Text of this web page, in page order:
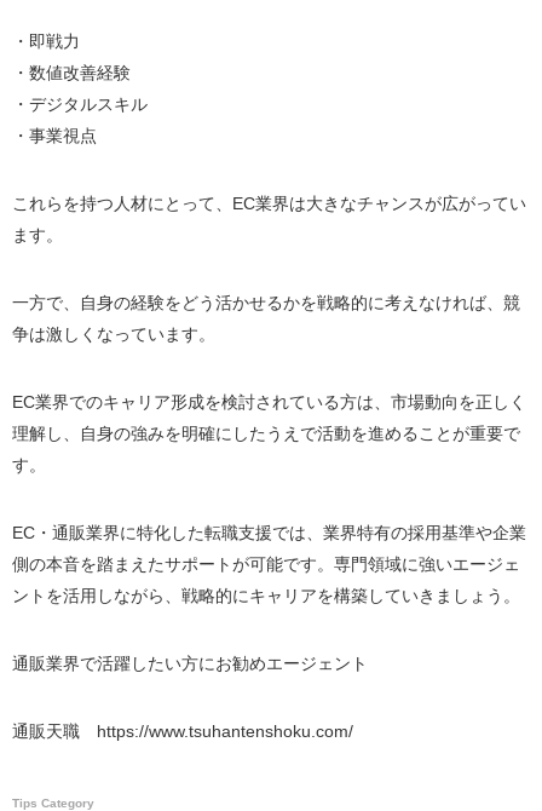
・即戦力
・数値改善経験
・デジタルスキル
・事業視点
これらを持つ人材にとって、EC業界は大きなチャンスが広がってい
ます。
一方で、自身の経験をどう活かせるかを戦略的に考えなければ、競
争は激しくなっています。
EC業界でのキャリア形成を検討されている方は、市場動向を正しく
理解し、自身の強みを明確にしたうえで活動を進めることが重要で
す。
EC・通販業界に特化した転職支援では、業界特有の採用基準や企業
側の本音を踏まえたサポートが可能です。専門領域に強いエージェ
ントを活用しながら、戦略的にキャリアを構築していきましょう。
通販業界で活躍したい方にお勧めエージェント
通販天職 https://www.tsuhantenshoku.com/
Tips Category